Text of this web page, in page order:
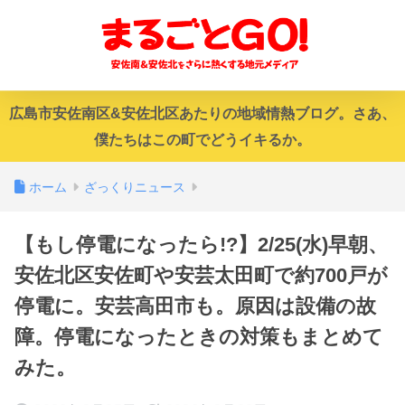
広島市安佐南区&安佐北区あたりの地域情熱ブログ。さあ、
僕たちはこの町でどうイキるか。
ホーム ざっくりニュース
【もし停電になったら!?】2/25(水)早朝、
安佐北区安佐町や安芸太田町で約700戸が
停電に。安芸高田市も。原因は設備の故
障。停電になったときの対策もまとめて
みた。